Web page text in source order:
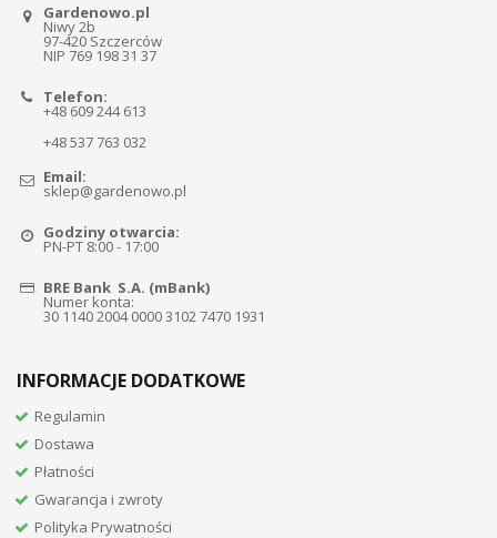
Gardenowo.pl
Niwy 2b
97-420 Szczerców
NIP 769 198 31 37
Telefon:
+48 609 244 613
+48 537 763 032
Email:
sklep@gardenowo.pl
Godziny otwarcia:
PN-PT 8:00 - 17:00
BRE Bank S.A. (mBank)
Numer konta:
30 1140 2004 0000 3102 7470 1931
INFORMACJE DODATKOWE
Regulamin
Dostawa
Płatności
Gwarancja i zwroty
Polityka Prywatności